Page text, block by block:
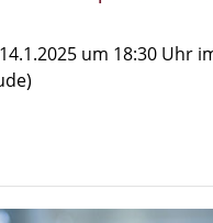
um 18:30 Uhr